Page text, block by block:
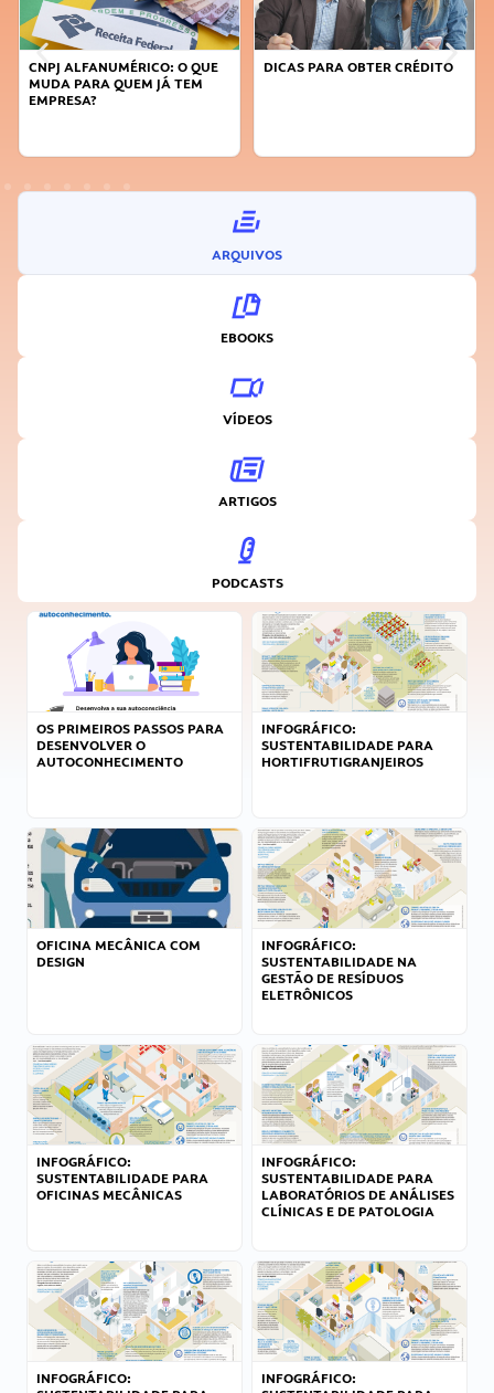
DICAS PARA OBTER CRÉDITO
FAÇA A DIFERENÇA: SEJA
ARQUIVOS
EBOOKS
VÍDEOS
ARTIGOS
PODCASTS
OS PRIMEIROS PASSOS PARA
DESENVOLVER O
AUTOCONHECIMENTO
INFOGRÁFICO:
SUSTENTABILIDADE PARA
HORTIFRUTIGRANJEIROS
OFICINA MECÂNICA COM
DESIGN
INFOGRÁFICO:
SUSTENTABILIDADE NA
GESTÃO DE RESÍDUOS
ELETRÔNICOS
INFOGRÁFICO:
SUSTENTABILIDADE PARA
OFICINAS MECÂNICAS
INFOGRÁFICO:
SUSTENTABILIDADE PARA
LABORATÓRIOS DE ANÁLISES
CLÍNICAS E DE PATOLOGIA
INFOGRÁFICO:
INFOGRÁFICO: